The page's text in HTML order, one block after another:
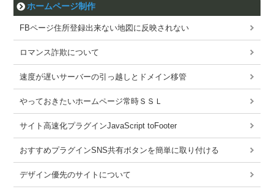
ホームページ制作
FBページ住所登録出来ない地図に反映されない
ロマンス詐欺について
速度が遅いサーバーの引っ越しとドメイン移管
やっておきたいホームページ常時ＳＳＬ
サイト高速化プラグインJavaScript toFooter
おすすめプラグインSNS共有ボタンを簡単に取り付ける
デザイン優先のサイトについて